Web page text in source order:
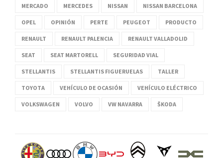
MERCADO MERCEDES NISSAN NISSAN BARCELONA
OPEL OPINIÓN PERTE PEUGEOT PRODUCTO
RENAULT RENAULT PALENCIA RENAULT VALLADOLID
SEAT SEAT MARTORELL SEGURIDAD VIAL
STELLANTIS STELLANTIS FIGUERUELAS TALLER
TOYOTA VEHÍCULO DE OCASIÓN VEHÍCULO ELÉCTRICO
VOLKSWAGEN VOLVO VW NAVARRA ŠKODA